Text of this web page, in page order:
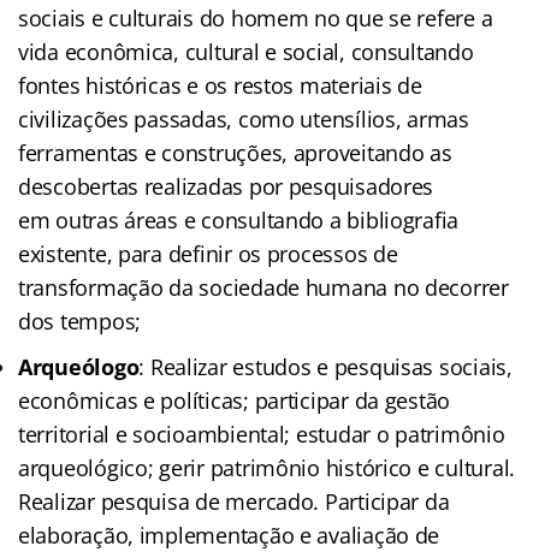
sociais e culturais do homem no que se refere a
vida econômica, cultural e social, consultando
fontes históricas e os restos materiais de
civilizações passadas, como utensílios, armas
ferramentas e construções, aproveitando as
descobertas realizadas por pesquisadores
em outras áreas e consultando a bibliografia
existente, para definir os processos de
transformação da sociedade humana no decorrer
dos tempos;
Arqueólogo: Realizar estudos e pesquisas sociais,
econômicas e políticas; participar da gestão
territorial e socioambiental; estudar o patrimônio
arqueológico; gerir patrimônio histórico e cultural.
Realizar pesquisa de mercado. Participar da
elaboração, implementação e avaliação de